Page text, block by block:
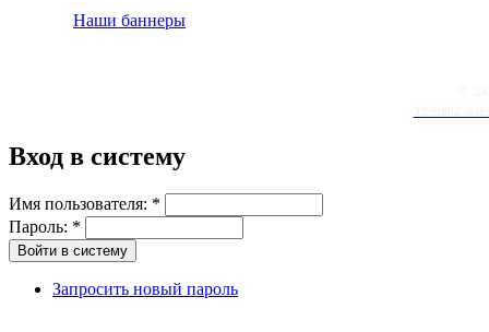
Наши баннеры
Вход в систему
Имя пользователя: *
Пароль: *
Запросить новый пароль